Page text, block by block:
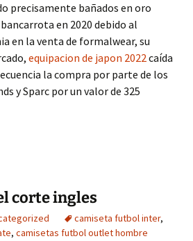
precisamente bañados en oro
en 2020 debido al
en la venta de formalwear, su
equipacion de japon 2022caída
la compra por parte de los
y Sparc por un valor de 325
corte ingles
camiseta futbol inter,
, camisetas futbol outlet hombre